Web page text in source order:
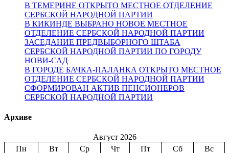
В ТЕМЕРИНЕ ОТКРЫТО МЕСТНОЕ ОТДЕЛЕНИЕ
СЕРБСКОЙ НАРОДНОЙ ПАРТИИ
В КИКИНДЕ ВЫБРАНО НОВОЕ МЕСТНОЕ
ОТДЕЛЕНИЕ СЕРБСКОЙ НАРОДНОЙ ПАРТИИ
ЗАСЕДАНИЕ ПРЕДВЫБОРНОГО ШТАБА
СЕРБСКОЙ НАРОДНОЙ ПАРТИИ ПО ГОРОДУ
НОВИ-САД
В ГОРОДЕ БАЧКА-ПАЛАНКА ОТКРЫТО МЕСТНОЕ
ОТДЕЛЕНИЕ СЕРБСКОЙ НАРОДНОЙ ПАРТИИ
СФОРМИРОВАН АКТИВ ПЕНСИОНЕРОВ
СЕРБСКОЙ НАРОДНОЙ ПАРТИИ
Архиве
Август 2026
Пн
Вт Ср Чт Пт Сб
Вс